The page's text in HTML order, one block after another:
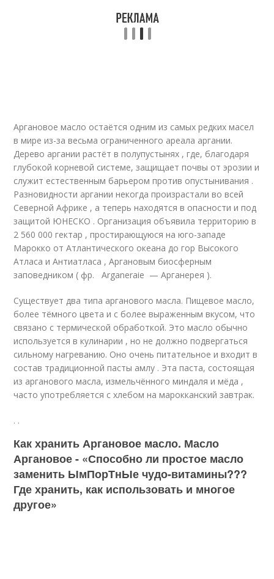
Аргановое масло остаётся одним из самых редких масел
в мире из-за весьма ограниченного ареала аргании.
Дерево аргании растёт в полупустынях , где, благодаря
глубокой корневой системе, защищает почвы от эрозии и
служит естественным барьером против опустынивания .
Разновидности аргании некогда произрастали во всей
Северной Африке , а теперь находятся в опасности и под
защитой ЮНЕСКО . Организация объявила территорию в
2 560 000 гектар , простирающуюся на юго-западе
Марокко от Атлантического океана до гор Высокого
Атласа и Антиатласа , Аргановым биосферным
заповедником ( фр. Arganeraie — Арганерея ).
Существует два типа арганового масла. Пищевое масло,
более тёмного цвета и с более выраженным вкусом, что
связано с термической обработкой. Это масло обычно
используется в кулинарии , но не должно подвергаться
сильному нагреванию. Оно очень питательное и входит в
состав традиционной пасты амлу . Эта паста, состоящая
из арганового масла, измельчённого миндаля и мёда ,
часто употребляется с хлебом на марокканский завтрак.
. .
Как хранить Аргановое масло. Масло
Аргановое - «Способно ли простое масло
заменить ЫмПорТнЫе чудо-витамины???
Где хранить, как использовать и многое
другое»